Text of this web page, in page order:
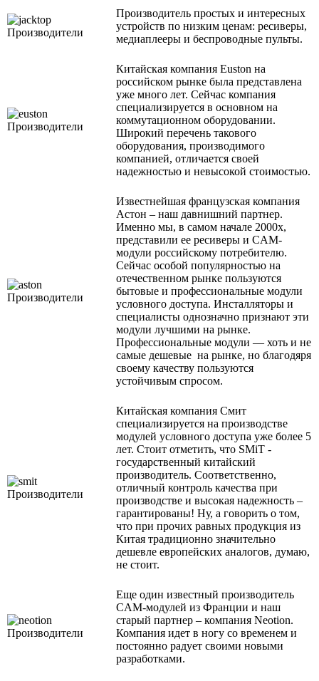
Производитель простых и интересных
устройств по низким ценам: ресиверы,
медиаплееры и беспроводные пульты.
Китайская компания Euston на
российском рынке была представлена
уже много лет. Сейчас компания
специализируется в основном на
коммутационном оборудовании.
Широкий перечень такового
оборудования, производимого
компанией, отличается своей
надежностью и невысокой стоимостью.
Известнейшая французская компания
Астон – наш давнишний партнер.
Именно мы, в самом начале 2000х,
представили ее ресиверы и CAM-
модули российскому потребителю.
Сейчас особой популярностью на
отечественном рынке пользуются
бытовые и профессиональные модули
условного доступа. Инсталляторы и
специалисты однозначно признают эти
модули лучшими на рынке.
Профессиональные модули — хоть и не
самые дешевые на рынке, но благодяря
своему качеству пользуются
устойчивым спросом.
Китайская компания Смит
специализируется на производстве
модулей условного доступа уже более 5
лет. Стоит отметить, что SMiT -
государственный китайский
производитель. Соответственно,
отличный контроль качества при
производстве и высокая надежность –
гарантированы! Ну, а говорить о том,
что при прочих равных продукция из
Китая традиционно значительно
дешевле европейских аналогов, думаю,
не стоит.
Еще один известный производитель
CAM-модулей из Франции и наш
старый партнер – компания Neotion.
Компания идет в ногу со временем и
постоянно радует своими новыми
разработками.